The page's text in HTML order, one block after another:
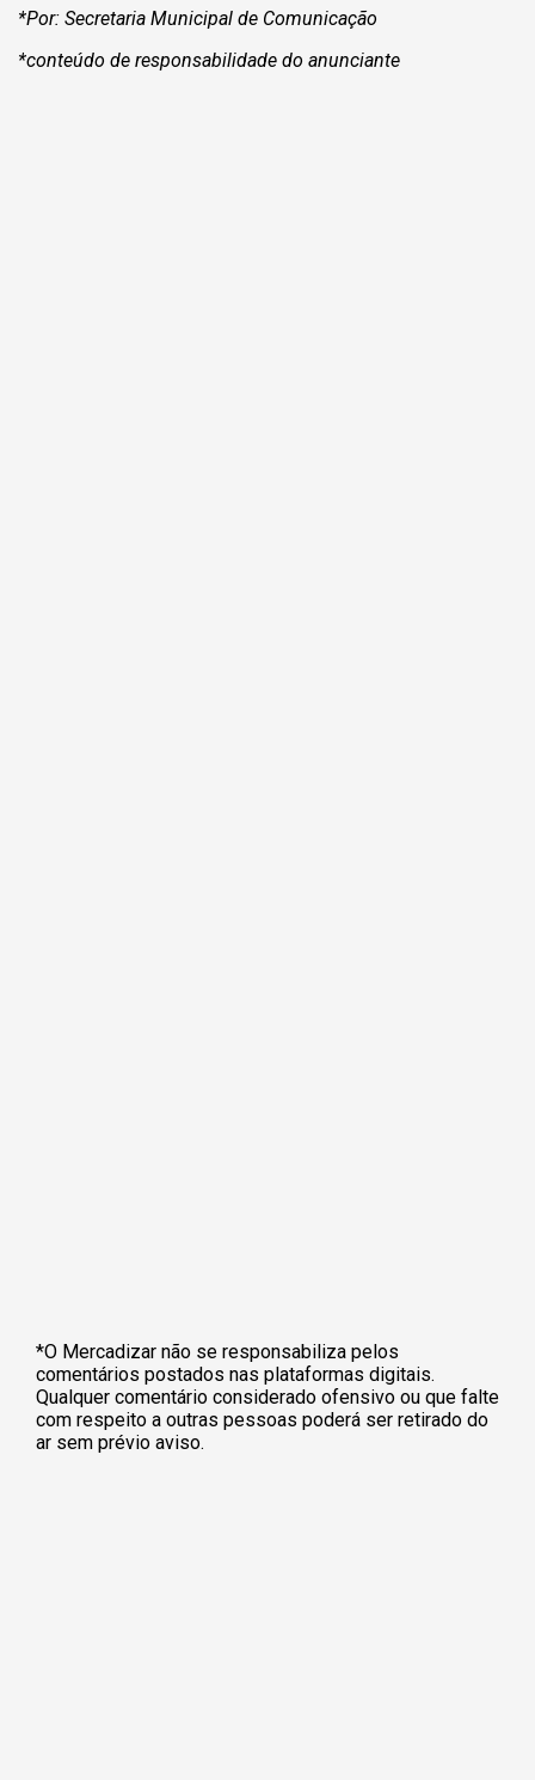
*Por: Secretaria Municipal de Comunicação
*conteúdo de responsabilidade do anunciante
*O Mercadizar não se responsabiliza pelos
comentários postados nas plataformas digitais.
Qualquer comentário considerado ofensivo ou que falte
com respeito a outras pessoas poderá ser retirado do
ar sem prévio aviso.